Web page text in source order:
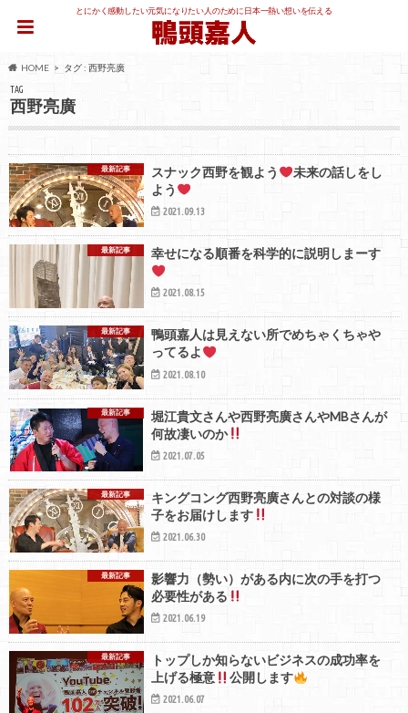
とにかく感動したい元気になりたい人のために日本一熱い想いを伝える
HOME タグ : 西野亮廣
TAG
西野亮廣
最新記事 スナック西野を観よう
未来の話しをし
よう
2021.09.13
最新記事 幸せになる順番を科学的に説明しまーす
2021.08.15
最新記事
鴨頭嘉人は見えない所でめちゃくちゃや
ってるよ
2021.08.10
最新記事
堀江貴文さんや西野亮廣さんやMBさんが
何故凄いのか
2021.07.05
最新記事
キングコング西野亮廣さんとの対談の様
子をお届けします
2021.06.30
最新記事
影響力（勢い）がある内に次の手を打つ
必要性がある
2021.06.19
最新記事
トップしか知らないビジネスの成功率を
上げる極意
公開します
2021.06.07